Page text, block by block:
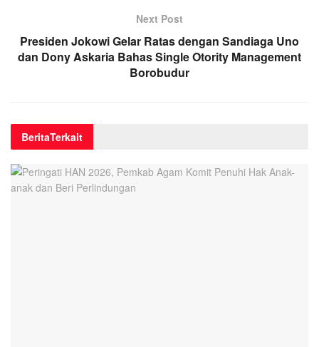
Next Post
Presiden Jokowi Gelar Ratas dengan Sandiaga Uno
dan Dony Askaria Bahas Single Otority Management
Borobudur
BeritaTerkait